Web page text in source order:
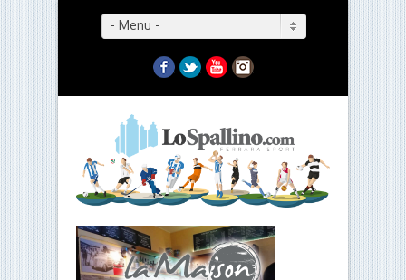
- Menu -
Facebook
TwitterYouTubeInstagram